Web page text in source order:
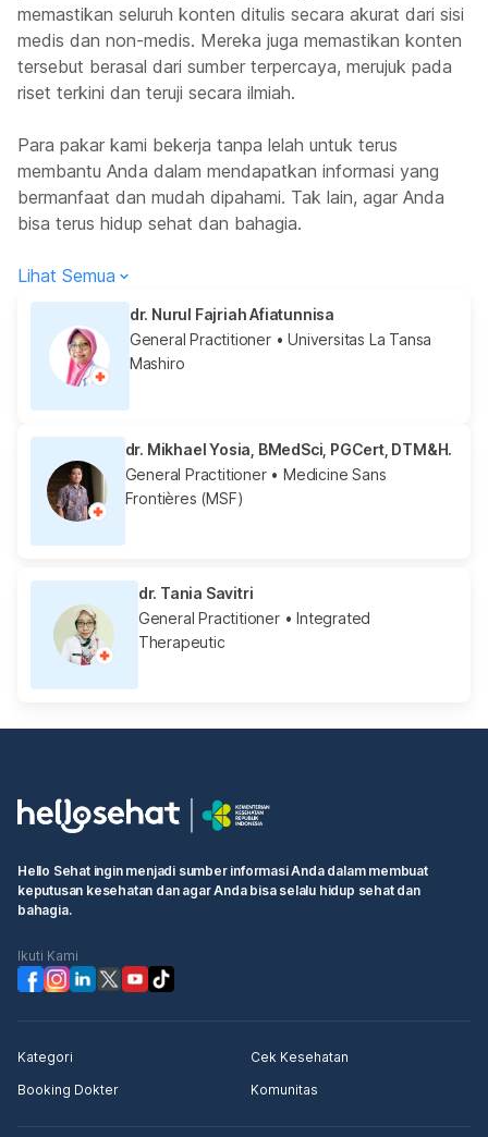
memastikan seluruh konten ditulis secara akurat dari sisi
medis dan non-medis. Mereka juga memastikan konten
tersebut berasal dari sumber terpercaya, merujuk pada
riset terkini dan teruji secara ilmiah.
Para pakar kami bekerja tanpa lelah untuk terus
membantu Anda dalam mendapatkan informasi yang
bermanfaat dan mudah dipahami. Tak lain, agar Anda
bisa terus hidup sehat dan bahagia.
Lihat Semua
dr. Nurul Fajriah Afiatunnisa
General Practitioner• Universitas La Tansa
Mashiro
dr. Mikhael Yosia, BMedSci, PGCert, DTM&H.
General Practitioner• Medicine Sans
Frontières (MSF)
dr. Tania Savitri
General Practitioner• Integrated
Therapeutic
Hello Sehat ingin menjadi sumber informasi Anda dalam membuat
keputusan kesehatan dan agar Anda bisa selalu hidup sehat dan
bahagia.
Ikuti Kami
Kategori
Cek Kesehatan
Booking Dokter
Komunitas